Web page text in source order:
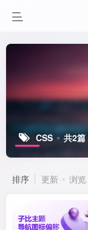
CSS 共2篇
排序 更新 浏览